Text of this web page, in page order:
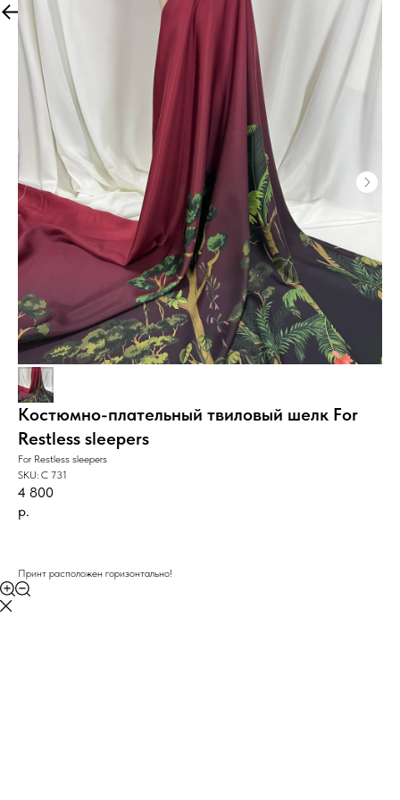
More products
Костюмно-плательный твиловый шелк For
Restless sleepers
For Restless sleepers
SKU: C 731
4 800
р.
Принт расположен горизонтально!